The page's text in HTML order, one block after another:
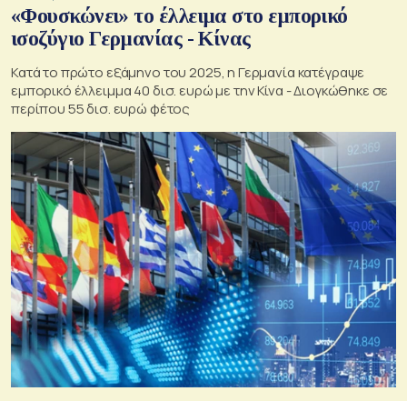
«Φουσκώνει» το έλλειμα στο εμπορικό
ισοζύγιο Γερμανίας - Κίνας
Κατά το πρώτο εξάμηνο του 2025, η Γερμανία κατέγραψε
εμπορικό έλλειμμα 40 δισ. ευρώ με την Κίνα - Διογκώθηκε σε
περίπου 55 δισ. ευρώ φέτος